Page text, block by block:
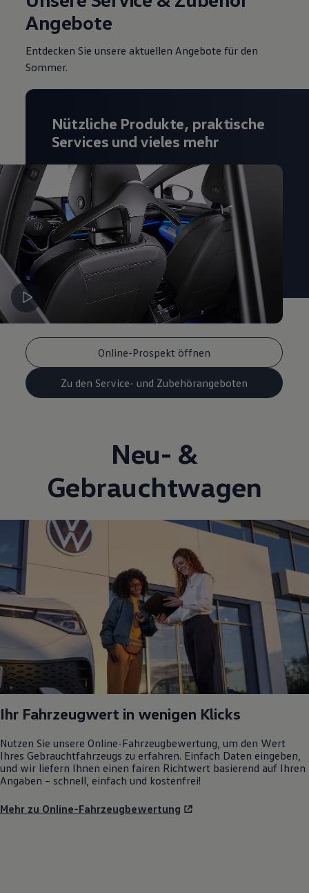
Angebote
Entdecken Sie unsere aktuellen Angebote für den
Sommer.
Online-Prospekt öffnen
Zu den Service- und Zubehörangeboten
Nützliche Produkte, praktische
Services und vieles mehr
Neu- &
Gebrauchtwagen
Ihr Fahrzeugwert in wenigen Klicks
Nutzen Sie unsere Online-Fahrzeugbewertung, um den Wert
Ihres Gebrauchtfahrzeugs zu erfahren. Einfach Daten eingeben,
und wir liefern Ihnen einen fairen Richtwert basierend auf Ihren
Angaben – schnell, einfach und kostenfrei!
Mehr zu Online-Fahrzeugbewertung